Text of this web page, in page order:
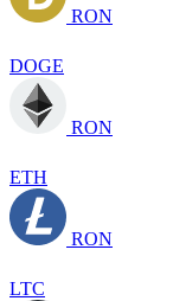
RON
DOGE
RON
ETH
RON
LTC